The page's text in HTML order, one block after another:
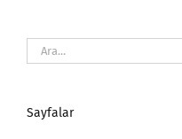
Ara:
Sayfalar